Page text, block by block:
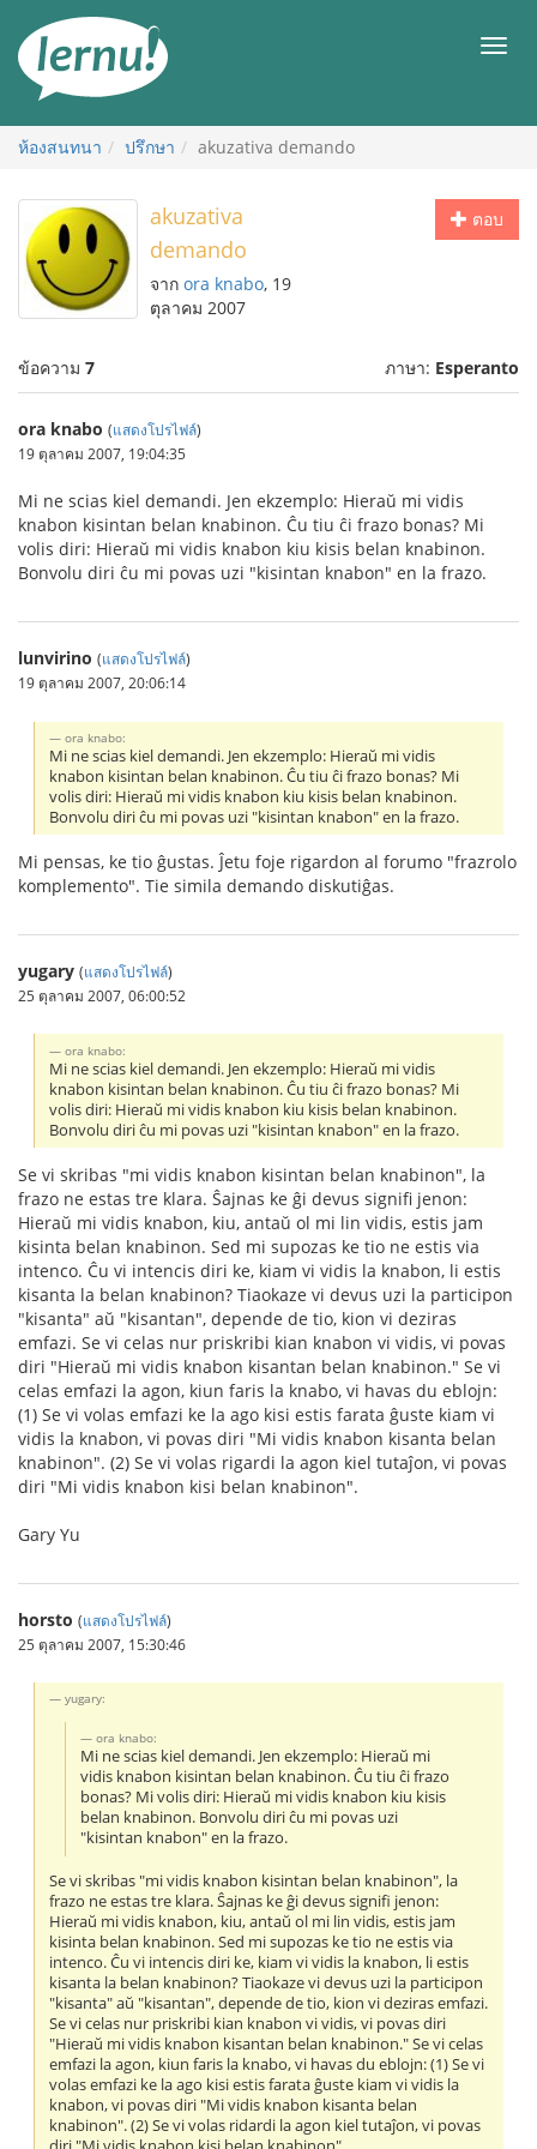
สารบัญ
เมนู
ห้องสนทนา ปรึกษา akuzativa demando
ตอบ
akuzativa
demando
จาก ora knabo, 19
ตุลาคม 2007
ข้อความ 7 ภาษา: Esperanto
ora knabo (แสดงโปรไฟล์)
19 ตุลาคม 2007, 19:04:35
Mi ne scias kiel demandi. Jen ekzemplo: Hieraŭ mi vidis
knabon kisintan belan knabinon. Ĉu tiu ĉi frazo bonas? Mi
volis diri: Hieraŭ mi vidis knabon kiu kisis belan knabinon.
Bonvolu diri ĉu mi povas uzi "kisintan knabon" en la frazo.
lunvirino (แสดงโปรไฟล์)
19 ตุลาคม 2007, 20:06:14
ora knabo:
Mi ne scias kiel demandi. Jen ekzemplo: Hieraŭ mi vidis
knabon kisintan belan knabinon. Ĉu tiu ĉi frazo bonas? Mi
volis diri: Hieraŭ mi vidis knabon kiu kisis belan knabinon.
Bonvolu diri ĉu mi povas uzi "kisintan knabon" en la frazo.
Mi pensas, ke tio ĝustas. Ĵetu foje rigardon al forumo "frazrolo
komplemento". Tie simila demando diskutiĝas.
yugary (แสดงโปรไฟล์)
25 ตุลาคม 2007, 06:00:52
ora knabo:
Mi ne scias kiel demandi. Jen ekzemplo: Hieraŭ mi vidis
knabon kisintan belan knabinon. Ĉu tiu ĉi frazo bonas? Mi
volis diri: Hieraŭ mi vidis knabon kiu kisis belan knabinon.
Bonvolu diri ĉu mi povas uzi "kisintan knabon" en la frazo.
Se vi skribas "mi vidis knabon kisintan belan knabinon", la
frazo ne estas tre klara. Ŝajnas ke ĝi devus signifi jenon:
Hieraŭ mi vidis knabon, kiu, antaŭ ol mi lin vidis, estis jam
kisinta belan knabinon. Sed mi supozas ke tio ne estis via
intenco. Ĉu vi intencis diri ke, kiam vi vidis la knabon, li estis
kisanta la belan knabinon? Tiaokaze vi devus uzi la participon
"kisanta" aŭ "kisantan", depende de tio, kion vi deziras
emfazi. Se vi celas nur priskribi kian knabon vi vidis, vi povas
diri "Hieraŭ mi vidis knabon kisantan belan knabinon." Se vi
celas emfazi la agon, kiun faris la knabo, vi havas du eblojn:
(1) Se vi volas emfazi ke la ago kisi estis farata ĝuste kiam vi
vidis la knabon, vi povas diri "Mi vidis knabon kisanta belan
knabinon". (2) Se vi volas rigardi la agon kiel tutaĵon, vi povas
diri "Mi vidis knabon kisi belan knabinon".
Gary Yu
horsto (แสดงโปรไฟล์)
25 ตุลาคม 2007, 15:30:46
yugary:
ora knabo:
Mi ne scias kiel demandi. Jen ekzemplo: Hieraŭ mi
vidis knabon kisintan belan knabinon. Ĉu tiu ĉi frazo
bonas? Mi volis diri: Hieraŭ mi vidis knabon kiu kisis
belan knabinon. Bonvolu diri ĉu mi povas uzi
"kisintan knabon" en la frazo.
Se vi skribas "mi vidis knabon kisintan belan knabinon", la
frazo ne estas tre klara. Ŝajnas ke ĝi devus signifi jenon:
Hieraŭ mi vidis knabon, kiu, antaŭ ol mi lin vidis, estis jam
kisinta belan knabinon. Sed mi supozas ke tio ne estis via
intenco. Ĉu vi intencis diri ke, kiam vi vidis la knabon, li estis
kisanta la belan knabinon? Tiaokaze vi devus uzi la participon
"kisanta" aŭ "kisantan", depende de tio, kion vi deziras emfazi.
Se vi celas nur priskribi kian knabon vi vidis, vi povas diri
"Hieraŭ mi vidis knabon kisantan belan knabinon." Se vi celas
emfazi la agon, kiun faris la knabo, vi havas du eblojn: (1) Se vi
volas emfazi ke la ago kisi estis farata ĝuste kiam vi vidis la
knabon, vi povas diri "Mi vidis knabon kisanta belan
knabinon". (2) Se vi volas ridardi la agon kiel tutaĵon, vi povas